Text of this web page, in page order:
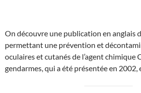
On découvre une publication en anglais
permettant une prévention et
oculaires et cutanés de l’agent chimique
gendarmes, qui a été présentée en 2002,